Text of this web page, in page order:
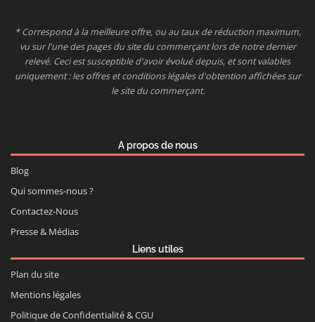
* Correspond à la meilleure offre, ou au taux de réduction maximum,
vu sur l'une des pages du site du commerçant lors de notre dernier
relevé. Ceci est susceptible d'avoir évolué depuis, et sont valables
uniquement : les offres et conditions légales d'obtention affichées sur
le site du commerçant.
A propos de nous
Blog
Qui sommes-nous ?
Contactez-Nous
Presse & Médias
Liens utiles
Plan du site
Mentions légales
Politique de Confidentialité & CGU